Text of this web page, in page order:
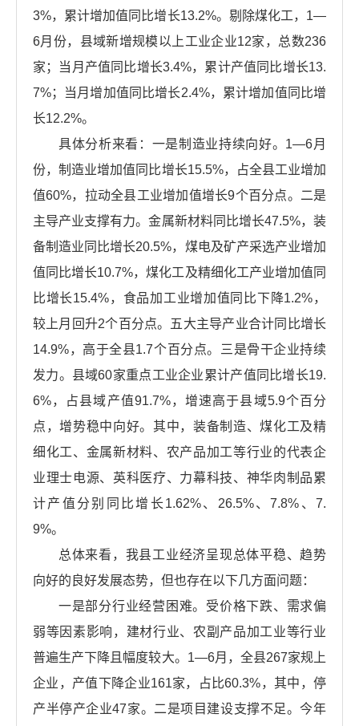
3%，累计增加值同比增长13.2%。剔除煤化工，1—
6月份，县域新增规模以上工业企业12家，总数236
家；当月产值同比增长3.4%，累计产值同比增长13.
7%；当月增加值同比增长2.4%，累计增加值同比增
长12.2%。
具体分析来看：一是制造业持续向好。1—6月
份，制造业增加值同比增长15.5%，占全县工业增加
值60%，拉动全县工业增加值增长9个百分点。二是
主导产业支撑有力。金属新材料同比增长47.5%，装
备制造业同比增长20.5%，煤电及矿产采选产业增加
值同比增长10.7%，煤化工及精细化工产业增加值同
比增长15.4%，食品加工业增加值同比下降1.2%，
较上月回升2个百分点。五大主导产业合计同比增长
14.9%，高于全县1.7个百分点。三是骨干企业持续
发力。县域60家重点工业企业累计产值同比增长19.
6%，占县域产值91.7%，增速高于县域5.9个百分
点，增势稳中向好。其中，装备制造、煤化工及精
细化工、金属新材料、农产品加工等行业的代表企
业理士电源、英科医疗、力幕科技、神华肉制品累
计产值分别同比增长1.62%、26.5%、7.8%、7.
9%。
总体来看，我县工业经济呈现总体平稳、趋势
向好的良好发展态势，但也存在以下几方面问题：
一是部分行业经营困难。受价格下跌、需求偏
弱等因素影响，建材行业、农副产品加工业等行业
普遍生产下降且幅度较大。1—6月，全县267家规上
企业，产值下降企业161家，占比60.3%，其中，停
产半停产企业47家。二是项目建设支撑不足。今年